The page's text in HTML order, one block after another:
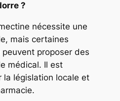
?
nécessite une
mais certaines
proposer des
médical. Il est
législation locale et